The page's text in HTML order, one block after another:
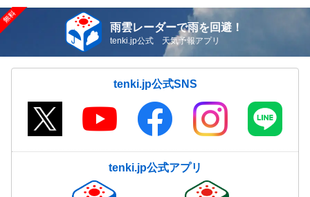
雨雲レーダーで雨を回避！
tenki.jp公式 天気予報アプリ
tenki.jp公式SNS
tenki.jp公式アプリ